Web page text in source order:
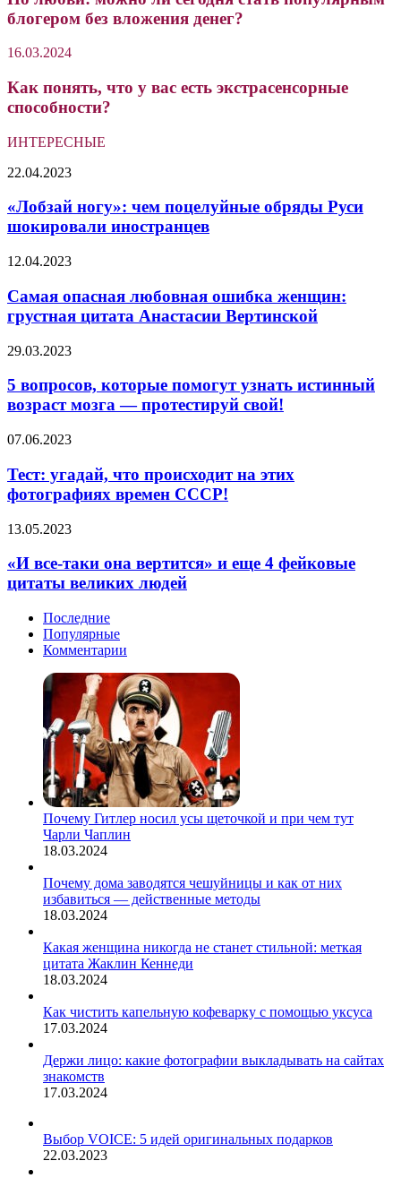
блогером без вложения денег?
16.03.2024
Как понять, что у вас есть экстрасенсорные
способности?
ИНТЕРЕСНЫЕ
«Лобзай
чем
обряды
шокировали
22.04.2023
«Лобзай ногу»: чем поцелуйные обряды Руси
шокировали иностранцев
Самая
любовная
ошибка
женщин:
цитата
Вертинской
12.04.2023
Самая опасная любовная ошибка женщин:
грустная цитата Анастасии Вертинской
5
которые
помогут
узнать
возраст
—
протестируй
29.03.2023
5 вопросов, которые помогут узнать истинный
возраст мозга — протестируй свой!
Тест:
что
происходит
на
фотографиях
СССР!
07.06.2023
Тест: угадай, что происходит на этих
фотографиях времен СССР!
«И
таки
вертится»
еще
фейковые
цитаты
великих
людей
13.05.2023
«И все-таки она вертится» и еще 4 фейковые
цитаты великих людей
Последние
Популярные
Комментарии
Почему Гитлер носил усы щеточкой и при чем тут
Чарли Чаплин
18.03.2024
Почему дома заводятся чешуйницы и как от них
избавиться — действенные методы
18.03.2024
Какая женщина никогда не станет стильной: меткая
цитата Жаклин Кеннеди
18.03.2024
Как чистить капельную кофеварку с помощью уксуса
17.03.2024
Держи лицо: какие фотографии выкладывать на сайтах
знакомств
17.03.2024
Выбор VOICE: 5 идей оригинальных подарков
22.03.2023